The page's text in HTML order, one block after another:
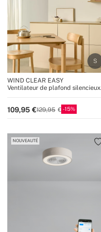
WIND CLEAR EASY
Ventilateur de plafond silencieux
109,95 129,95 15
NOUVEAUTÉ